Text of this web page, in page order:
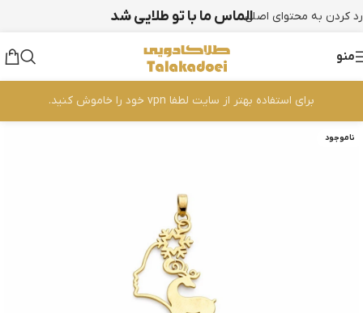
رد کردن به محتوای اصلیالماس ما با تو طلایی شد
منو
برای استفاده بهتر از سایت لطفا vpn خود را خاموش کنید.
ناموجود